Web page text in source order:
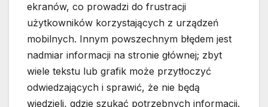
ekranów, co prowadzi do frustracji
użytkowników korzystających z urządzeń
mobilnych. Innym powszechnym błędem jest
nadmiar informacji na stronie głównej; zbyt
wiele tekstu lub grafik może przytłoczyć
odwiedzających i sprawić, że nie będą
wiedzieli, gdzie szukać potrzebnych informacji.